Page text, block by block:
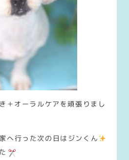
＋オーラルケアを頑張りまし
へ行った次の日はジンくん